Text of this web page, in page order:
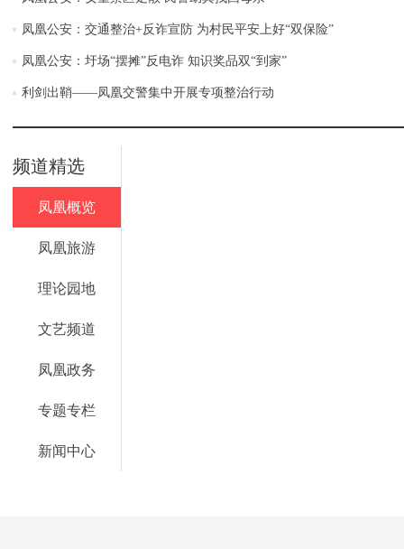
凤凰公安：交通整治+反诈宣防 为村民平安上好“双保险”
凤凰公安：圩场“摆摊”反电诈 知识奖品双“到家”
利剑出鞘——凤凰交警集中开展专项整治行动
频道精选
凤凰概览
凤凰旅游
理论园地
文艺频道
凤凰政务
专题专栏
新闻中心